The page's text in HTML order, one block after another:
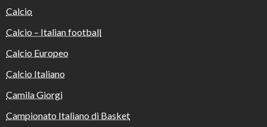
Calcio
Calcio – Italian football
Calcio Europeo
Calcio Italiano
Camila Giorgi
Campionato Italiano di Basket